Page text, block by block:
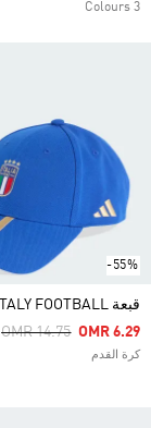
3 Colours
-55%
قبعة ITALY FOOTBALL
Price Reduced From
OMR 14.75ToOMR 6.29
كرة القدم